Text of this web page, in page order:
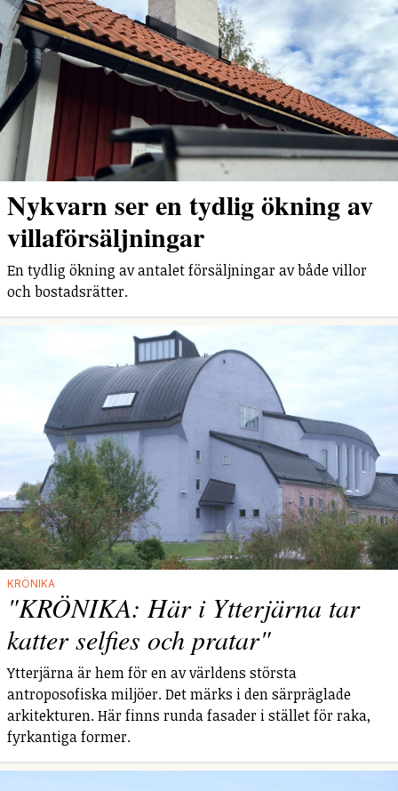
Nykvarn ser en tydlig ökning av
villaförsäljningar
En tydlig ökning av antalet försäljningar av både villor
och bostadsrätter.
KRÖNIKA
"KRÖNIKA: Här i Ytterjärna tar
katter selfies och pratar"
Ytterjärna är hem för en av världens största
antroposofiska miljöer. Det märks i den särpräglade
arkitekturen. Här finns runda fasader i stället för raka,
fyrkantiga former.